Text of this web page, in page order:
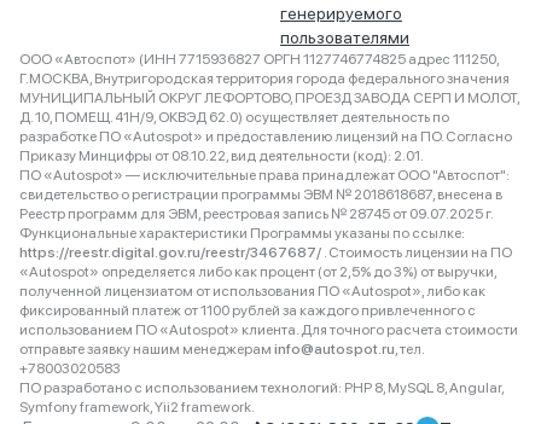
генерируемого
пользователями
ООО «Автоспот» (ИНН 7715936827 ОРГН 1127746774825 адрес 111250,
Г.МОСКВА, Внутригородская территория города федерального значения
МУНИЦИПАЛЬНЫЙ ОКРУГ ЛЕФОРТОВО, ПРОЕЗД ЗАВОДА СЕРП И МОЛОТ,
Д. 10, ПОМЕЩ. 41Н/9, ОКВЭД 62.0) осуществляет деятельность по
разработке ПО «Autospot» и предоставлению лицензий на ПО. Согласно
Приказу Минцифры от 08.10.22, вид деятельности (код): 2.01.
ПО «Autospot» — исключительные права принадлежат ООО "Автоспот":
свидетельство о регистрации программы ЭВМ № 2018618687, внесена в
Реестр программ для ЭВМ, реестровая запись № 28745 от 09.07.2025 г.
Функциональные характеристики Программы указаны по ссылке:
https://reestr.digital.gov.ru/reestr/3467687/ . Стоимость лицензии на ПО
«Autospot» определяется либо как процент (от 2,5% до 3%) от выручки,
полученной лицензиатом от использования ПО «Autospot», либо как
фиксированный платеж от 1100 рублей за каждого привлеченного с
использованием ПО «Autospot» клиента. Для точного расчета стоимости
отправьте заявку нашим менеджерам info@autospot.ru, тел.
+78003020583
ПО разработано с использованием технологий: PHP 8, MySQL 8, Angular,
Symfony framework, Yii2 framework.